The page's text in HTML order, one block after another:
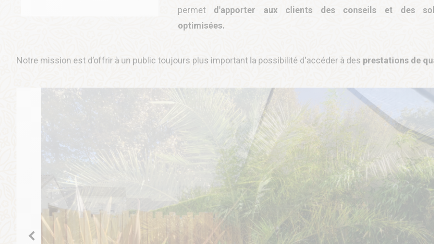
permetd'apporter aux clients des conseils et des
optimisées.
Notre mission est d’offrir à un public toujours plus important la possibilité d'accéder à des prestations de